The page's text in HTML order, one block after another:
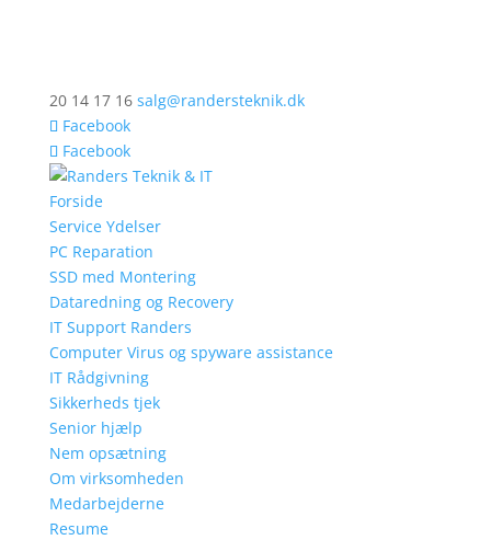
20 14 17 16 salg@randersteknik.dk
Facebook
Facebook
Forside
Service Ydelser
PC Reparation
SSD med Montering
Dataredning og Recovery
IT Support Randers
Computer Virus og spyware assistance
IT Rådgivning
Sikkerheds tjek
Senior hjælp
Nem opsætning
Om virksomheden
Medarbejderne
Resume